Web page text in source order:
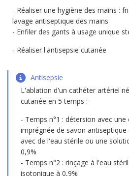
Réaliser une hygiène des mains :
lavage antiseptique des mains
Enfiler des gants à usage unique
Réaliser l'antisepsie cutanée
Antisepsie
L'ablation d'un cathéter artériel
cutanée en 5 temps :
Temps n°1 : détersion avec
imprégnée de savon
avec de l'eau stérile ou une
0,9%
Temps n°2 : rinçage à l'eau
isotonique à 0,9%